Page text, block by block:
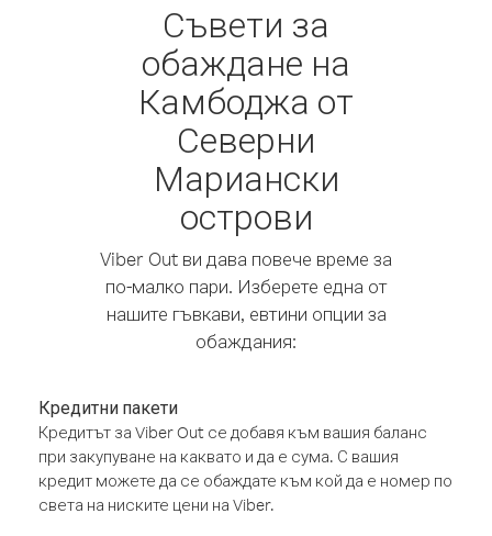
Съвети за
обаждане на
Камбоджа от
Северни
Мариански
острови
Viber Out ви дава повече време за
по-малко пари. Изберете една от
нашите гъвкави, евтини опции за
обаждания:
Кредитни пакети
Кредитът за Viber Out се добавя към вашия баланс
при закупуване на каквато и да е сума. С вашия
кредит можете да се обаждате към кой да е номер по
света на ниските цени на Viber.